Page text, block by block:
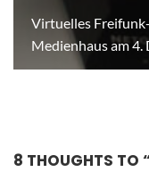
Virtuelles
Medienhaus am 4.
8 THOUGHTS TO